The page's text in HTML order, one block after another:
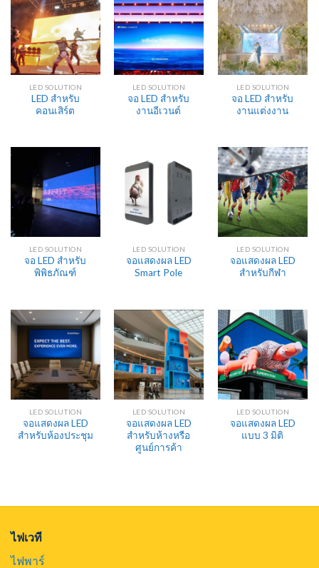
LED SOLUTION
LED สำหรับ
คอนเสิร์ต
LED SOLUTION
จอ LED สำหรับ
งานอีเวนต์
LED SOLUTION
จอ LED สำหรับ
งานแต่งงาน
LED SOLUTION
จอ LED สำหรับ
พิพิธภัณฑ์
LED SOLUTION
จอแสดงผล LED
Smart Pole
LED SOLUTION
จอแสดงผล LED
สำหรับกีฬา
LED SOLUTION
จอแสดงผล LED
สำหรับห้องประชุม
LED SOLUTION
จอแสดงผล LED
สำหรับห้างหรือ
ศูนย์การค้า
LED SOLUTION
จอแสดงผล LED
แบบ 3 มิติ
ไฟเวที
ไฟพาร์